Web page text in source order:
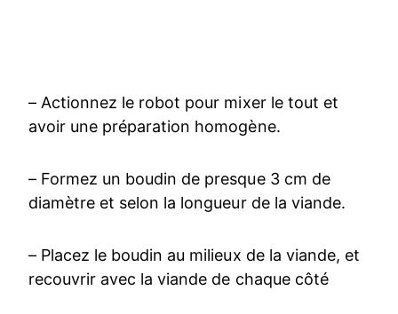
– Actionnez le robot pour mixer le tout et
avoir une préparation homogène.
– Formez un boudin de presque 3 cm de
diamètre et selon la longueur de la viande.
– Placez le boudin au milieux de la viande, et
recouvrir avec la viande de chaque côté